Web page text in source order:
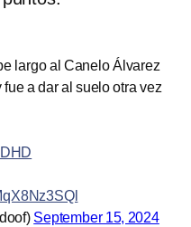
largo al Canelo Álvarez
a dar al suelo otra vez
September 15, 2024